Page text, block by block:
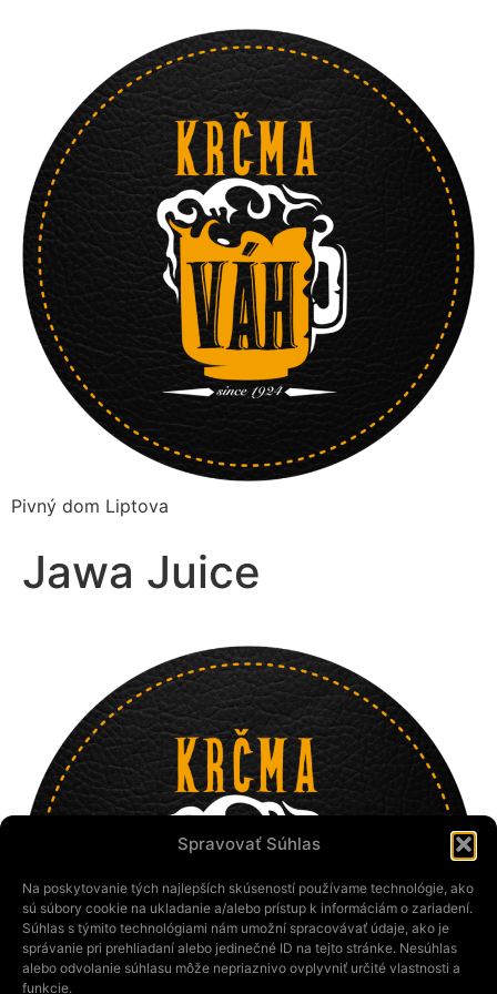
Spravovať Súhlas
Na poskytovanie tých najlepších skúseností používame technológie, ako
sú súbory cookie na ukladanie a/alebo prístup k informáciám o zariadení.
Súhlas s týmito technológiami nám umožní spracovávať údaje, ako je
správanie pri prehliadaní alebo jedinečné ID na tejto stránke. Nesúhlas
alebo odvolanie súhlasu môže nepriaznivo ovplyvniť určité vlastnosti a
funkcie.
Pivný dom Liptova
Jawa Juice